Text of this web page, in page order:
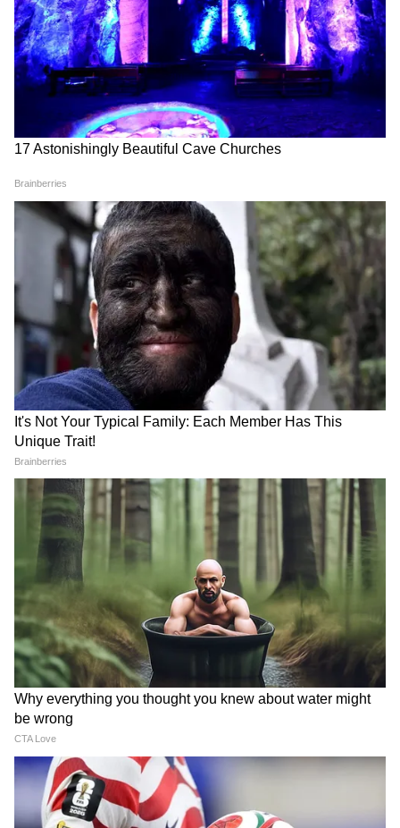
LATEST VIDEOS
मनोरंजन जगत की सबसे खास खबरें अब एक क्लिक पर।
फिल्में, टीवी शो, वेब सीरीज़ और स्टार अपडेट्स के लिए
Bollywood News in Hindi
औरEntertainment
News in Hindiसेक्शन देखें। टीवी शोज़, टीआरपी और
सीरियल अपडेट्स के लिएTV News in Hindiपढ़ें।
साउथ फिल्मों की बड़ी ख़बरों के लिए
South Cinema
News, और भोजपुरी इंडस्ट्री अपडेट्स के लिएBhojpuri
Newsसेक्शन फॉलो करें — सबसे तेज़ एंटरटेनमेंट कवरेज
यहीं।
ABOUT THE AUTHOR
Gagan Gurjar
गगन गुर्जर। पत्रकारिता क्षेत्र में सितंबर 2010 से कार्यरत हैं, 15 साल से
ज्यादा का अनुभव। मई 2022 से Asianet News Hindi में ये कार्यरत
हैं। यहां पर डिप्टी न्यूज एडिटर के तौर पर एंटरटेनमेंट टीम को लीड कर रहे
हैं। उन्होंने इलेक्ट्रॉनिक मीडिया में M.Sc और मीडिया स्टडीज में M.Phil
किया है। मनोरंजन जगत से जुड़े मुद्दों और समसामयिक विषयों पर लिखने
में रुचि। उनसे gagan.gurjar@asianetnews.in संपर्क किया जा
सकता है।
Follow Us